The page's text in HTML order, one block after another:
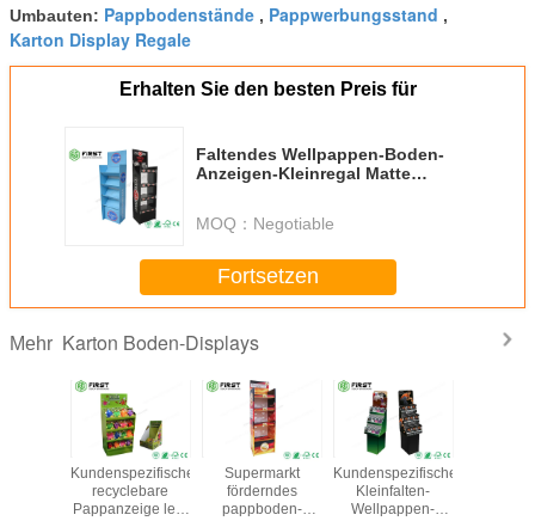
Umbauten: Pappbodenstände , Pappwerbungsstand ,
Karton Display Regale
Erhalten Sie den besten Preis für
Faltendes Wellpappen-Boden-
Anzeigen-Kleinregal Matte
MOQ： Negotiable
Fortsetzen
Mehr Karton Boden-Displays
Kundenspezifische
recyclebare
Pappanzeige legt
Supermarkt
förderndes
pappboden-
Kundenspezifisches
Kleinfalten-
Wellpappen-